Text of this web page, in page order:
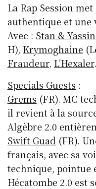
La Rap Session
authentique et une
Avec : Stan & Yassin
H), Krymoghaine
Fraudeur, L’Hexaler.
Specials Guests :
Grems (FR). MC
il revient à la
Algèbre 2.0
Swift Guad (FR).
français, avec sa
technique, pointue
Hécatombe 2.0 est